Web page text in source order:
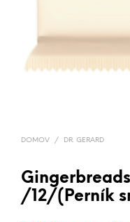
DOMOV / DR. GERARD
/12/(Perník